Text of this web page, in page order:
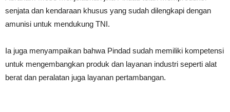
senjata dan kendaraan khusus yang sudah dilengkapi dengan
amunisi untuk mendukung TNI.
Ia juga menyampaikan bahwa Pindad sudah memiliki kompetensi
untuk mengembangkan produk dan layanan industri seperti alat
berat dan peralatan juga layanan pertambangan.